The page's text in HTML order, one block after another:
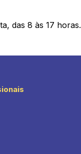
das 8 às 17 horas.